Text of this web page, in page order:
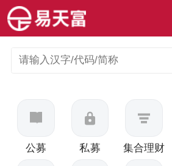
公募 私募 集合理财